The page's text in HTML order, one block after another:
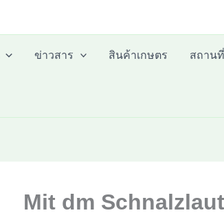
ข่าวสาร สินค้าเกษตร สถาน
Mit dm